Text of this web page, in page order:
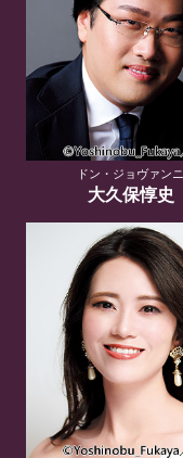
ドン・ジョヴァンニ
大久保惇史